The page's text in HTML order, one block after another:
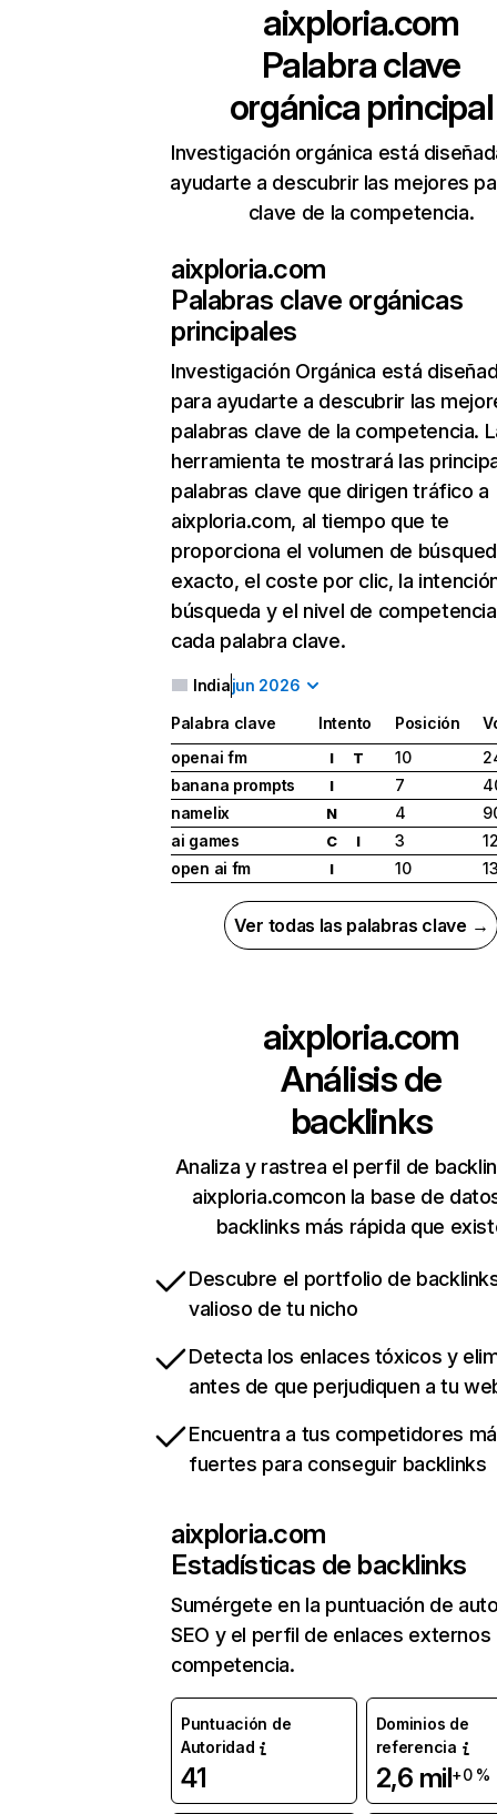
aixploria.com
Palabra clave
orgánica principal
Investigación orgánica está
ayudarte a descubrir las mejores
clave de la competencia.
aixploria.com
Palabras clave orgánicas
principales
Investigación Orgánica está
para ayudarte a descubrir las
palabras clave de la competencia.
herramienta te mostrará las
palabras clave que dirigen tráfico a
aixploria.com, al tiempo que te
proporciona el volumen de
exacto, el coste por clic, la
búsqueda y el nivel de
cada palabra clave.
Indiajun 2026
Palabra clave Intento Posición
openai fm
I T 10
banana prompts
I 7
namelix
N 4
ai games
C I 3
open ai fm
I 10
Ver todas las palabras clave →
aixploria.com
Análisis de
backlinks
Analiza y rastrea el perfil de
aixploria.comcon la base de
backlinks más rápida que
Descubre el portfolio de
valioso de tu nicho
Detecta los enlaces tóxicos y
antes de que perjudiquen a tu
Encuentra a tus competidores
fuertes para conseguir backlinks
aixploria.com
Estadísticas de backlinks
Sumérgete en la puntuación de
SEO y el perfil de enlaces externos
competencia.
Puntuación de
Autoridad
41
Dominios de
referencia
2,6 mil+0 %